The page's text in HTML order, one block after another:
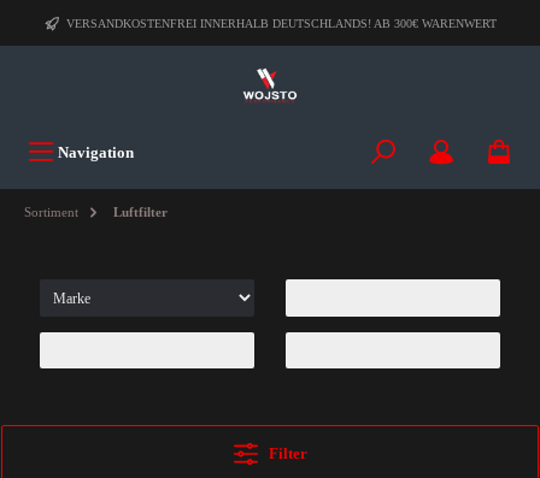
VERSANDKOSTENFREI INNERHALB DEUTSCHLANDS! AB 300€ WARENWERT
Navigation
Sortiment Luftfilter
Filter